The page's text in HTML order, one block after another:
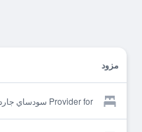
مزود
Provider for سودساي جاردن